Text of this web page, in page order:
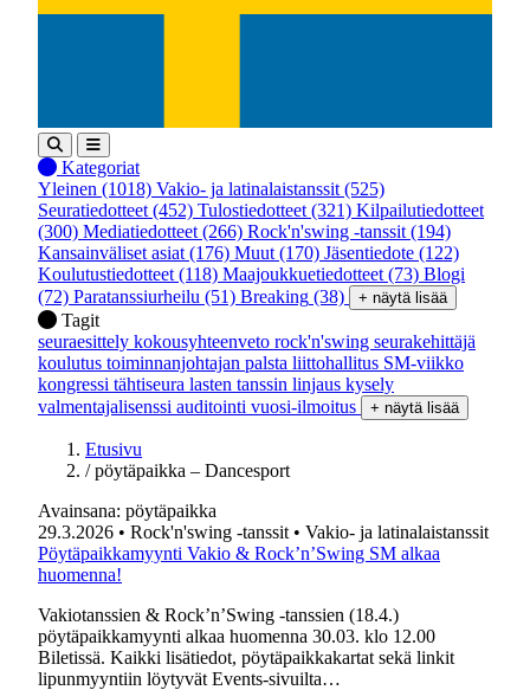
Kategoriat
Yleinen (1018) Vakio- ja latinalaistanssit (525)
Seuratiedotteet (452) Tulostiedotteet (321) Kilpailutiedotteet
(300) Mediatiedotteet (266) Rock'n'swing -tanssit (194)
Kansainväliset asiat (176) Muut (170) Jäsentiedote (122)
Koulutustiedotteet (118) Maajoukkuetiedotteet (73) Blogi
(72) Paratanssiurheilu (51) Breaking (38) + näytä lisää
Tagit
seuraesittely kokousyhteenveto rock'n'swing seurakehittäjä
koulutus toiminnanjohtajan palsta liittohallitus SM-viikko
kongressi tähtiseura lasten tanssin linjaus kysely
valmentajalisenssi auditointi vuosi-ilmoitus + näytä lisää
Etusivu
/ pöytäpaikka – Dancesport
Avainsana: pöytäpaikka
29.3.2026 • Rock'n'swing -tanssit • Vakio- ja latinalaistanssit
Pöytäpaikkamyynti Vakio & Rock’n’Swing SM alkaa
huomenna!
Vakiotanssien & Rock’n’Swing -tanssien (18.4.)
pöytäpaikkamyynti alkaa huomenna 30.03. klo 12.00
Biletissä. Kaikki lisätiedot, pöytäpaikkakartat sekä linkit
lipunmyyntiin löytyvät Events-sivuilta…